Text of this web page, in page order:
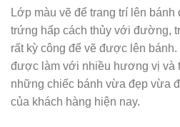
Lớp màu vẽ để trang trí lên bánh
trứng hấp cách thủy với đường,
rất kỳ công để vẽ được lên
được làm với nhiều hương vị và
những chiếc bánh vừa đẹp vừa
của khách hàng hiện nay.